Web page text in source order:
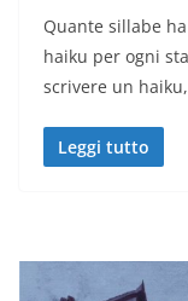
Quante sillabe
haiku per ogni
scrivere un haiku,
Leggi tutto